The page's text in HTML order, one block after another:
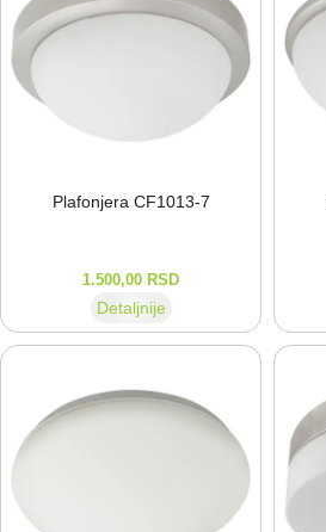
Plafonjera CF1013-⁠7
1.500,00 RSD
Detaljnije